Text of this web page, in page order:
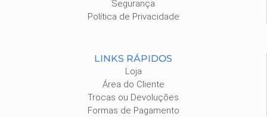
Segurança
Política de Privacidade
LINKS RÁPIDOS
Loja
Área do Cliente
Trocas ou Devoluções
Formas de Pagamento